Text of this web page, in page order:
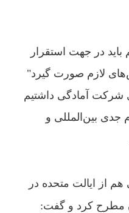
بايد در جهت استقرار
لازم صورت گيرد"
شرکت آمادگى داشتيم
جدى بين‌المللى و
هم از ایالت متحده در
مطرح کرد و گفت: